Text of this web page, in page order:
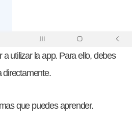
utilizar la app. Para ello, debes
directamente.
que puedes aprender.